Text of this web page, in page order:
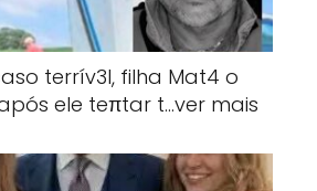
terrív3l, filha Mat4 o
ele teπtar t…ver mais